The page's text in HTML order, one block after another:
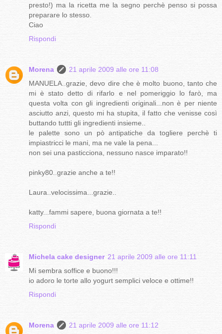
presto!) ma la ricetta me la segno perchè penso si possa
preparare lo stesso.
Ciao
Rispondi
Morena
21 aprile 2009 alle ore 11:08
MANUELA..grazie, devo dire che è molto buono, tanto che
mi è stato detto di rifarlo e nel pomeriggio lo farò, ma
questa volta con gli ingredienti originali...non è per niente
asciutto anzi, questo mi ha stupita, il fatto che venisse così
buttando tuttti gli ingredienti insieme..
le palette sono un pò antipatiche da togliere perchè ti
impiastricci le mani, ma ne vale la pena...
non sei una pasticciona, nessuno nasce imparato!!
pinky80..grazie anche a te!!
Laura..velocissima...grazie..
katty...fammi sapere, buona giornata a te!!
Rispondi
Michela cake designer 21 aprile 2009 alle ore 11:11
Mi sembra soffice e buono!!!
io adoro le torte allo yogurt semplici veloce e ottime!!
Rispondi
Morena
21 aprile 2009 alle ore 11:12